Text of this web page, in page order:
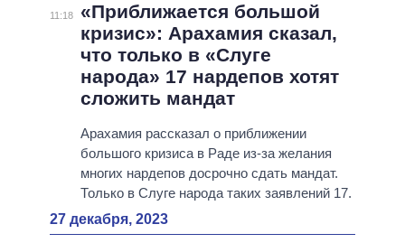
11:18
«Приближается большой
кризис»: Арахамия сказал,
что только в «Слуге
народа» 17 нардепов хотят
сложить мандат
Арахамия рассказал о приближении
большого кризиса в Раде из-за желания
многих нардепов досрочно сдать мандат.
Только в Слуге народа таких заявлений 17.
27 декабря, 2023